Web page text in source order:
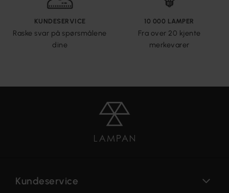
KUNDESERVICE
Raske svar på spørsmålene
dine
10 000 LAMPER
Fra over 20 kjente
merkevarer
Kundeservice